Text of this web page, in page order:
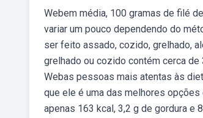
Webem média, 100 gramas de filé
variar um pouco dependendo do
ser feito assado, cozido, grelhado,
grelhado ou cozido contém cerca
Webas pessoas mais atentas às
que ele é uma das melhores
apenas 163 kcal, 3,2 g de gordura e